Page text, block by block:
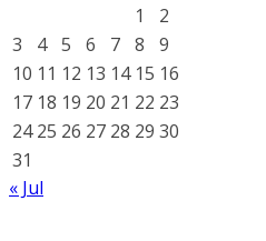
1
2
3
4 5 6 7 8
9
10 11 12 13 14 15 16
17 18 19 20 21 22 23
24 25 26 27 28 29 30
31
« Jul